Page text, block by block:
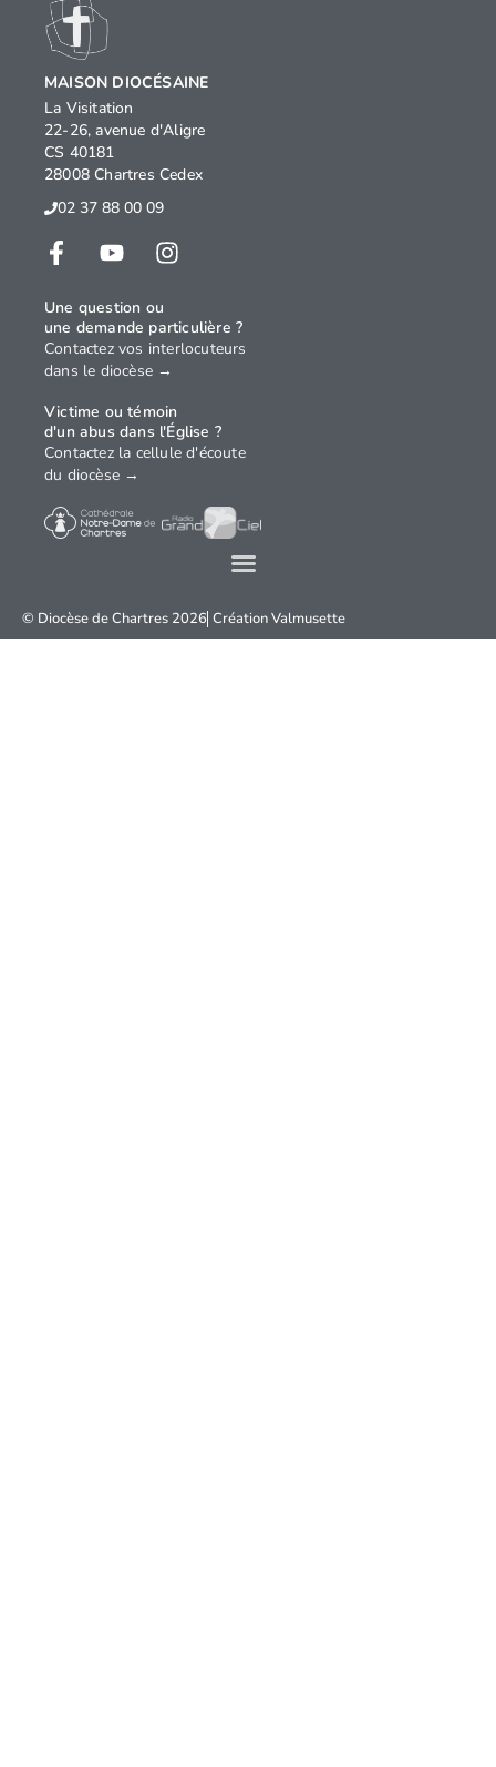
© Diocèse de Chartres 2026 CréationValmusette
MAISON DIOCÉSAINE
La Visitation
22-26, avenue d'Aligre
CS 40181
28008 Chartres Cedex
02 37 88 00 09
Une question ou
une demande particulière ?
Contactez vos interlocuteurs
dans le diocèse →
Victime ou témoin
d'un abus dans l'Église ?
Contactez la cellule d'écoute
du diocèse →